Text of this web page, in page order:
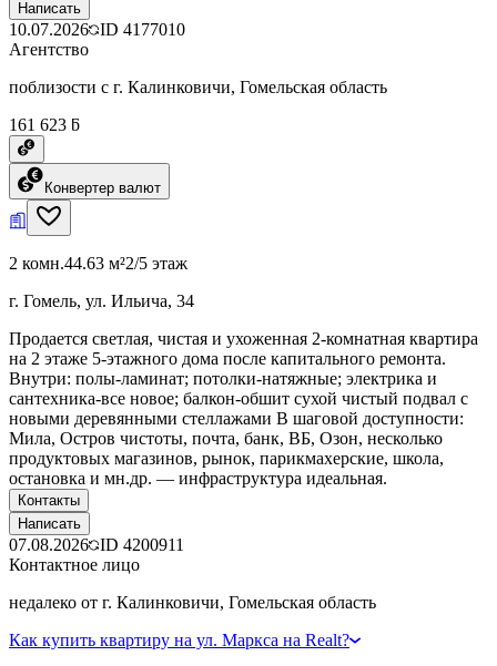
Написать
10.07.2026 ID 4177010
Агентство
поблизости с г. Калинковичи, Гомельская область
161 623 ƃ
Конвертер валют
2 комн.44.63 м²2/5 этаж
г. Гомель, ул. Ильича, 34
Продается светлая, чистая и ухоженная 2-комнатная квартира
на 2 этаже 5-этажного дома после капитального ремонта.
Внутри: полы-ламинат; потолки-натяжные; электрика и
сантехника-все новое; балкон-обшит сухой чистый подвал с
новыми деревянными стеллажами В шаговой доступности:
Мила, Остров чистоты, почта, банк, ВБ, Озон, несколько
продуктовых магазинов, рынок, парикмахерские, школа,
остановка и мн.др. — инфраструктура идеальная.
Контакты
Написать
07.08.2026 ID 4200911
Контактное лицо
недалеко от г. Калинковичи, Гомельская область
Как купить квартиру на ул. Маркса на Realt?